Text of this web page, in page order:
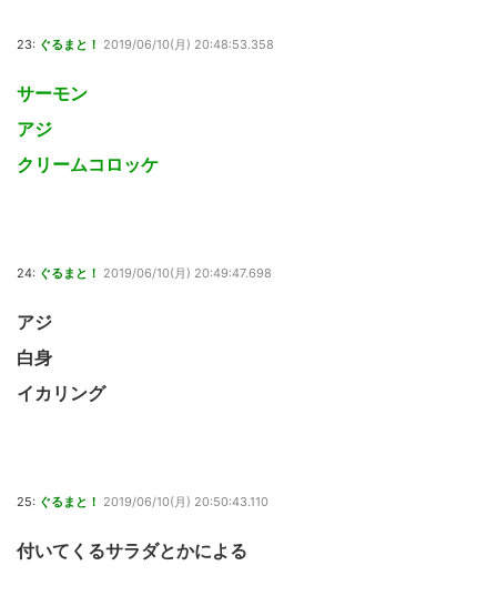
23: ぐるまと！ 2019/06/10(月) 20:48:53.358
サーモン
アジ
クリームコロッケ
24: ぐるまと！ 2019/06/10(月) 20:49:47.698
アジ
白身
イカリング
25: ぐるまと！ 2019/06/10(月) 20:50:43.110
付いてくるサラダとかによる